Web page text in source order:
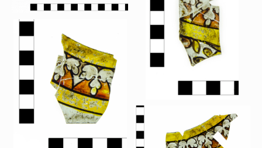
(Fabel)dieren
Architectuur
Geometrische patronen
Bloemmotieven
Boordglazen